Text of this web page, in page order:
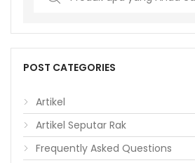
POST CATEGORIES
Artikel
Artikel Seputar Rak
Frequently Asked Questions